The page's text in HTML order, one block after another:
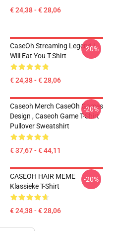
€ 24,38 - € 28,06
CaseOh Streaming Legend I
Will Eat You T-Shirt
€ 24,38 - € 28,06
-20%
Caseoh Merch CaseOh Games
Design , Caseoh Game T-Shirt
Pullover Sweatshirt
€ 37,67 - € 44,11
-20%
CASEOH HAIR MEME
Klassieke T-Shirt
€ 24,38 - € 28,06
-20%